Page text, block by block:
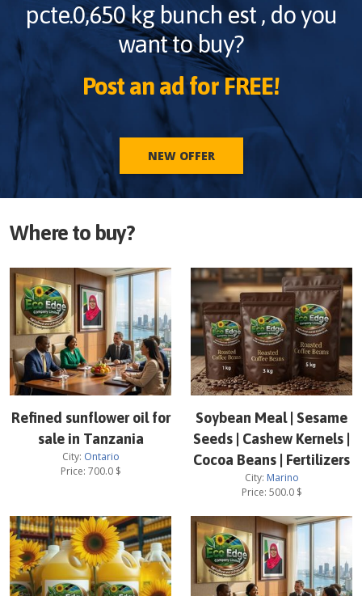
pcte.0,650 kg bunch est , do you
want to buy?
Post an ad for FREE!
NEW OFFER
Where to buy?
Refined sunflower oil for
sale in Tanzania
City: Ontario
Price: 700.0$
Soybean Meal | Sesame
Seeds | Cashew Kernels |
Cocoa Beans | Fertilizers
City: Marino
Price: 500.0$